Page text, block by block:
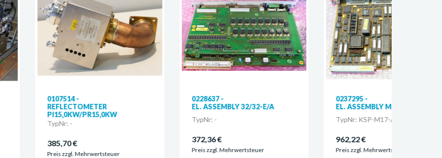
PR15,0KW
zzgl. Mehrwertsteuer
EL. ASSEMBLY 32/32-E/A
Preis zzgl. Mehrwertsteuer
EL. ASSEMBLY M17
TypNr: KSP-M17-A16
Preis zzgl. Mehrwertsteuer